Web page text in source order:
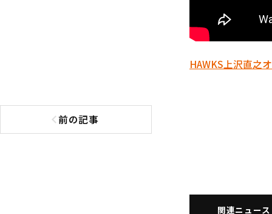
HAWKS 上沢直之
前の記事
前の記事へ
関連ニュース